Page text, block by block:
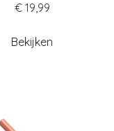
€ 19,99
Bekijken